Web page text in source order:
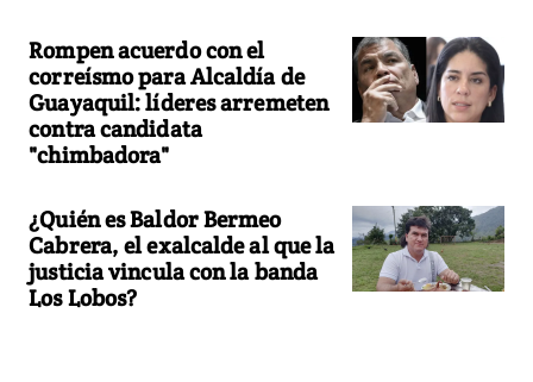
Rompen acuerdo con el
correísmo para Alcaldía de
Guayaquil: líderes arremeten
contra candidata
"chimbadora"
¿Quién es Baldor Bermeo
Cabrera, el exalcalde al que la
justicia vincula con la banda
Los Lobos?